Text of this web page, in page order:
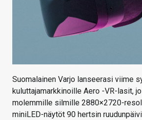
Suomalainen Varjo lanseerasi viime
kuluttajamarkkinoille Aero -VR-lasit,
molemmille silmille 2880×2720-
miniLED-näytöt 90 hertsin